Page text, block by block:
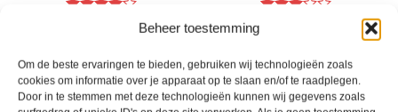
Beheer toestemming
Om de beste ervaringen te bieden, gebruiken wij technologieën zoals
cookies om informatie over je apparaat op te slaan en/of te raadplegen.
Door in te stemmen met deze technologieën kunnen wij gegevens zoals
Gewaardeerd
boekt deze reis direct bij onze
partner TUI. Nu vanaf EUR 728.00
per persoon.
SPLASHWORLD Globales
accommodatie in Sa Coma. U boekt
deze reis direct bij onze partner TUI.
Nu vanaf EUR 974.00 per persoon.